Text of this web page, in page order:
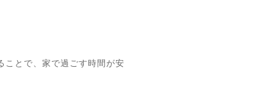
ことで、家で過ごす時間が安